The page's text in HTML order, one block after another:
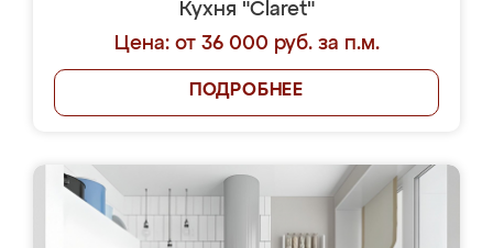
Кухня "Claret"
Цена: от 36 000 руб. за п.м.
ПОДРОБНЕЕ